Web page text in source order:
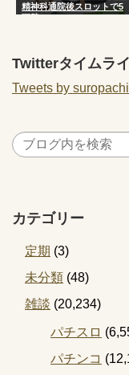
精神科通院後スロットで5
万勝ち
Twitterタイムラ
Tweets by
カテゴリー
定期 (3)
未分類 (48)
雑談 (20,234)
パチスロ
パチンコ